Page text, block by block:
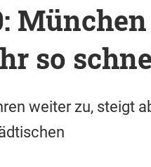
München
so
weiter zu, steigt